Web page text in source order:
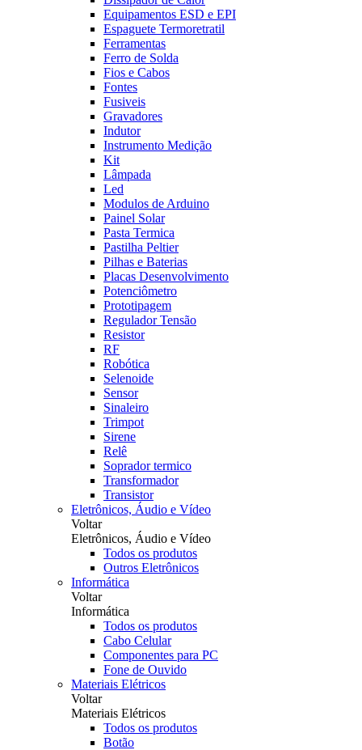
Equipamentos ESD e EPI
Espaguete Termoretratil
Ferramentas
Ferro de Solda
Fios e Cabos
Fontes
Fusiveis
Gravadores
Indutor
Instrumento Medição
Kit
Lâmpada
Led
Modulos de Arduino
Painel Solar
Pasta Termica
Pastilha Peltier
Pilhas e Baterias
Placas Desenvolvimento
Potenciômetro
Prototipagem
Regulador Tensão
Resistor
RF
Robótica
Selenoide
Sensor
Sinaleiro
Trimpot
Sirene
Relê
Soprador termico
Transformador
Transistor
Eletrônicos, Áudio e Vídeo
Voltar
Eletrônicos, Áudio e Vídeo
Todos os produtos
Outros Eletrônicos
Informática
Voltar
Informática
Todos os produtos
Cabo Celular
Componentes para PC
Fone de Ouvido
Materiais Elétricos
Voltar
Materiais Elétricos
Todos os produtos
Botão